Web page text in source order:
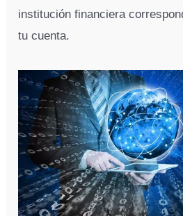
institución financiera
tu cuenta.